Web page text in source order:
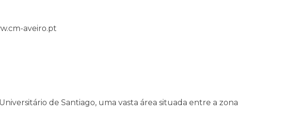
aveiro.pt
de Santiago, uma vasta área situada entre a zona